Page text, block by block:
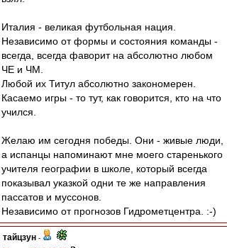
Италия - великая футбольная нация.
Независимо от формы и состояния команды -
всегда, всегда фаворит на абсолютно любом
ЧЕ и ЧМ.
Любой их Титул абсолютно закономерен.
Касаемо игры - то тут, как говорится, кто на что
учился.
Желаю им сегодня победы. Они - живые люди,
а испанцы напоминают мне моего старенького
учителя географии в школе, который всегда
показывал указкой одни те же направления
пассатов и муссонов.
Независимо от прогнозов Гидрометцентра. :-)
тайцзун -